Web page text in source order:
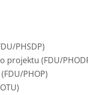
PHSDP)
projektu (FDU/
PHOP)